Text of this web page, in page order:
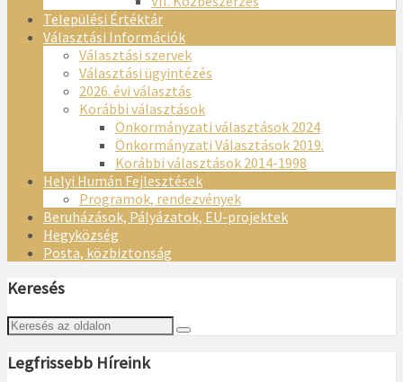
Települési Értéktár
Választási Információk
Választási szervek
Választási ügyintézés
2026. évi választás
Korábbi választások
Önkormányzati választások 2024
Önkormányzati Választások 2019.
Korábbi választások 2014-1998
Helyi Humán Fejlesztések
Programok, rendezvények
Beruházások, Pályázatok, EU-projektek
Hegyközség
Posta, közbiztonság
Keresés
Legfrissebb Híreink